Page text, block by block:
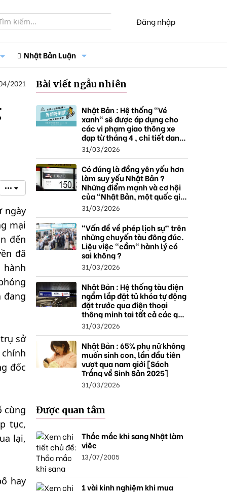
Đăng nhập
Nhật Bản Luận
2021
•••
ngày
mại
đến
đã
hành
đang
sở
đốc
cùng
tục,
lại,
hay
Bài viết ngẫu nhiên
Nhật Bản : Hệ thống "Vé
xanh" sẽ được áp dụng cho
các vi phạm giao thông xe
đạp từ tháng 4 , chi tiết danh
sách và mức xử phạt.
31/03/2026
Có đúng là đồng yên yếu hơn
làm suy yếu Nhật Bản ?
Những điểm mạnh và cơ hội
của "Nhật Bản, một quốc gia
thặng dư".
31/03/2026
"Vấn đề về phép lịch sự" trên
những chuyến tàu đông đúc.
Liệu việc "cầm" hành lý có
sai không ?
31/03/2026
Nhật Bản : Hệ thống tàu điện
ngầm lắp đặt tủ khóa tự động
đặt trước qua điện thoại
thông minh tại tất cả các ga ,
mở rộng mạng lưới do nhu
cầu tăng.
31/03/2026
Nhật Bản : 65% phụ nữ không
muốn sinh con, lần đầu tiên
vượt qua nam giới [Sách
Trắng về Sinh Sản 2025]
31/03/2026
Được quan tâm
Thắc mắc khi sang Nhật làm
việc
13/07/2005
1 vài kinh nghiệm khi mua